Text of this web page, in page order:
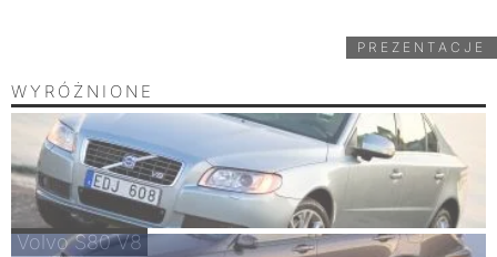
PREZENTACJE
WYRÓŻNIONE
Volvo S80 V8